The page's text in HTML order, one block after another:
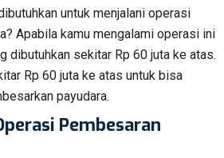
untuk menjalani operasi
Apabila kamu mengalami operasi ini
dibutuhkan sekitar Rp 60 juta ke atas.
Rp 60 juta ke atas untuk bisa
payudara.
Pembesaran